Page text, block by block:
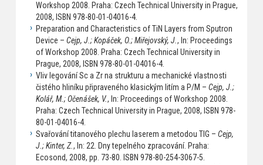
Workshop 2008. Praha: Czech Technical University in Prague,
2008, ISBN 978-80-01-04016-4.
Preparation and Characteristics of TiN Layers from Sputron
Device – Cejp, J.; Kopáček, O.; Miřejovský, J., In: Proceedings
of Workshop 2008. Praha: Czech Technical University in
Prague, 2008, ISBN 978-80-01-04016-4.
Vliv legování Sc a Zr na strukturu a mechanické vlastnosti
čistého hliníku připraveného klasickým litím a P/M – Cejp, J.;
Kolář, M.; Očenášek, V., In: Proceedings of Workshop 2008.
Praha: Czech Technical University in Prague, 2008, ISBN 978-
80-01-04016-4.
Svařování titanového plechu laserem a metodou TIG – Cejp,
J.; Kinter, Z., In: 22. Dny tepelného zpracování. Praha:
Ecosond, 2008, pp. 73-80. ISBN 978-80-254-3067-5.